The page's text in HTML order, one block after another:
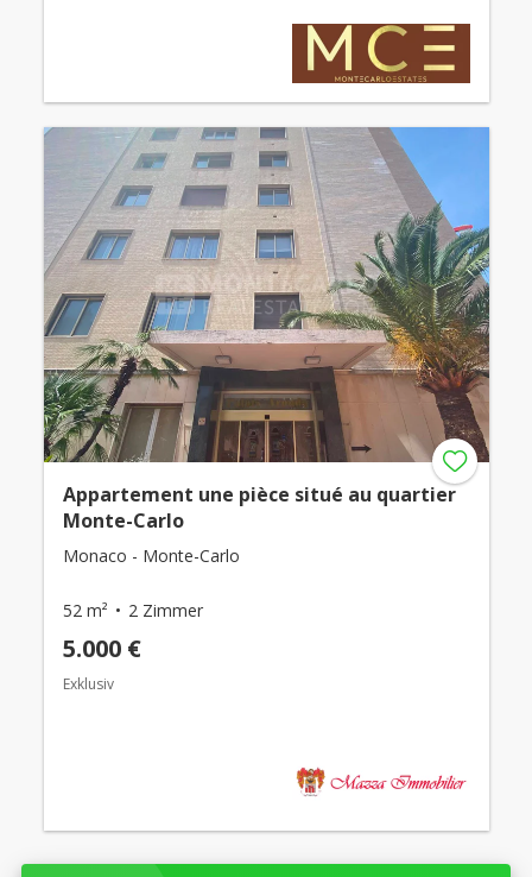
Appartement une pièce situé au quartier
Monte-Carlo
Monaco - Monte-Carlo
52 m² 2 Zimmer
5.000 €
Exklusiv